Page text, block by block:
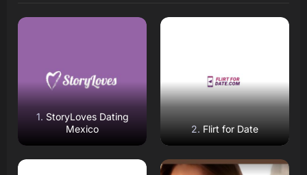
StoryLoves Dating
Mexico
Flirt for Date
Read Review